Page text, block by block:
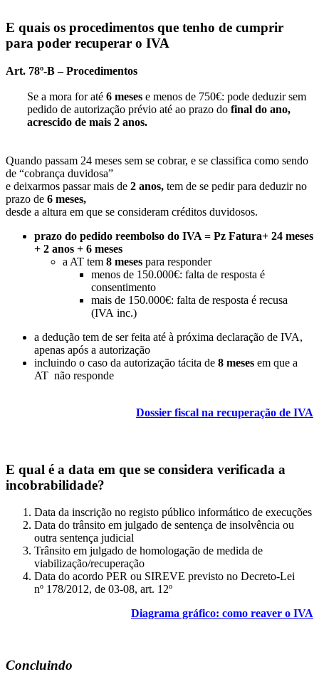
E quais os procedimentos que tenho de cumprir
para poder recuperar o IVA
Art. 78º-B – Procedimentos
Se a mora for até 6 meses e menos de 750€: pode deduzir sem
pedido de autorização prévio até ao prazo do final do ano,
acrescido de mais 2 anos.
Quando passam 24 meses sem se cobrar, e se classifica como sendo
de “cobrança duvidosa”
e deixarmos passar mais de 2 anos, tem de se pedir para deduzir no
prazo de 6 meses,
desde a altura em que se consideram créditos duvidosos.
prazo do pedido reembolso do IVA = Pz Fatura+ 24 meses
+ 2 anos + 6 meses
a AT tem 8 meses para responder
menos de 150.000€: falta de resposta é
consentimento
mais de 150.000€: falta de resposta é recusa
(IVA inc.)
a dedução tem de ser feita até à próxima declaração de IVA,
apenas após a autorização
incluindo o caso da autorização tácita de 8 meses em que a
AT não responde
Dossier fiscal na recuperação de IVA
E qual é a data em que se considera verificada a
incobrabilidade?
Data da inscrição no registo público informático de execuções
Data do trânsito em julgado de sentença de insolvência ou
outra sentença judicial
Trânsito em julgado de homologação de medida de
viabilização/recuperação
Data do acordo PER ou SIREVE previsto no Decreto-Lei
nº 178/2012, de 03-08, art. 12º
Diagrama gráfico: como reaver o IVA
Concluindo